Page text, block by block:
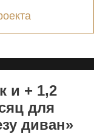
и + 1,2
для
диван»